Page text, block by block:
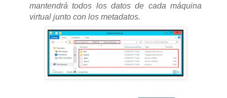
mantendrá todos los datos de cada máquina
virtual junto con los metadatos.